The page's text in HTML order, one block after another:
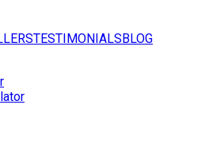
TESTIMONIALSBLOG